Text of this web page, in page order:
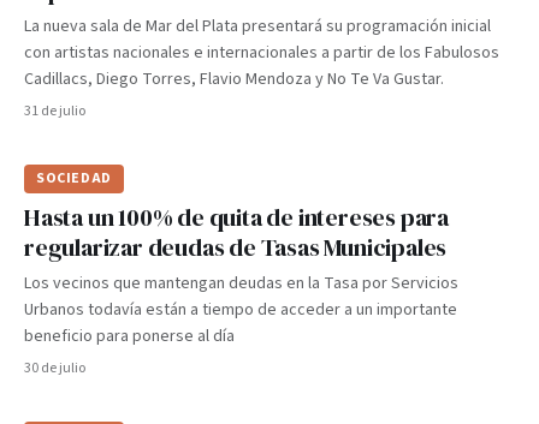
La nueva sala de Mar del Plata presentará su programación inicial
con artistas nacionales e internacionales a partir de los Fabulosos
Cadillacs, Diego Torres, Flavio Mendoza y No Te Va Gustar.
31 de julio
SOCIEDAD
Hasta un 100% de quita de intereses para
regularizar deudas de Tasas Municipales
Los vecinos que mantengan deudas en la Tasa por Servicios
Urbanos todavía están a tiempo de acceder a un importante
beneficio para ponerse al día
30 de julio